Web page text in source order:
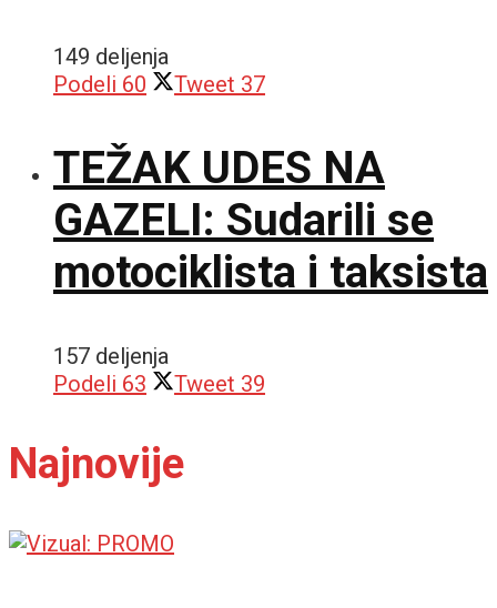
149 deljenja
Podeli 60 Tweet 37
TEŽAK UDES NA
GAZELI: Sudarili se
motociklista i taksista
157 deljenja
Podeli 63 Tweet 39
Najnovije